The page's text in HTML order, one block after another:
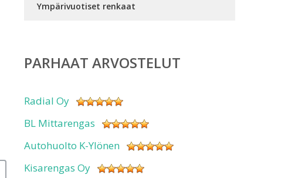
Ympärivuotiset renkaat
PARHAAT ARVOSTELUT
Radial Oy
BL Mittarengas
Autohuolto K-Ylönen
Kisarengas Oy